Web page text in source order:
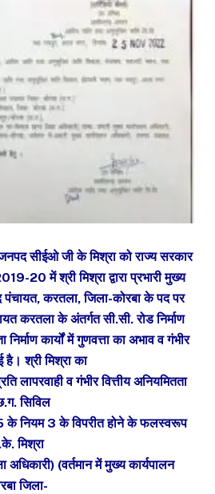
सीईओ जी के मिश्रा को राज्य सरकार
20 में श्री मिश्रा द्वारा प्रभारी मुख्य
पंचायत, करतला, जिला-कोरबा के पद पर
करतला के अंतर्गत सी.सी. रोड निर्माण
कार्यों में गुणवत्ता का अभाव व गंभीर
है। श्री मिश्रा का
लापरवाही व गंभीर वित्तीय अनियमितता
सिविल
नियम 3 के विपरीत होने के फलस्वरूप
मिश्रा
अधिकारी) (वर्तमान में मुख्य कार्यपालन
जिला-